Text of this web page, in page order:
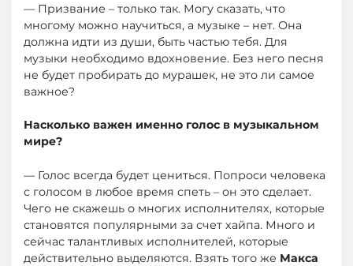
— Призвание – только так. Могу сказать, что
многому можно научиться, а музыке – нет. Она
должна идти из души, быть частью тебя. Для
музыки необходимо вдохновение. Без него песня
не будет пробирать до мурашек, не это ли самое
важное?
Насколько важен именно голос в музыкальном
мире?
— Голос всегда будет цениться. Попроси человека
с голосом в любое время спеть – он это сделает.
Чего не скажешь о многих исполнителях, которые
становятся популярными за счет хайпа. Много и
сейчас талантливых исполнителей, которые
действительно выделяются. Взять того же Макса